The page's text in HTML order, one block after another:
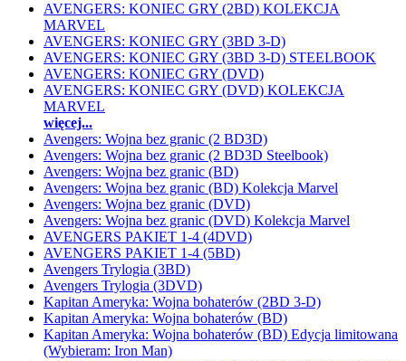
AVENGERS: KONIEC GRY (2BD) KOLEKCJA
MARVEL
AVENGERS: KONIEC GRY (3BD 3-D)
AVENGERS: KONIEC GRY (3BD 3-D) STEELBOOK
AVENGERS: KONIEC GRY (DVD)
AVENGERS: KONIEC GRY (DVD) KOLEKCJA
MARVEL
więcej...
Avengers: Wojna bez granic (2 BD3D)
Avengers: Wojna bez granic (2 BD3D Steelbook)
Avengers: Wojna bez granic (BD)
Avengers: Wojna bez granic (BD) Kolekcja Marvel
Avengers: Wojna bez granic (DVD)
Avengers: Wojna bez granic (DVD) Kolekcja Marvel
AVENGERS PAKIET 1-4 (4DVD)
AVENGERS PAKIET 1-4 (5BD)
Avengers Trylogia (3BD)
Avengers Trylogia (3DVD)
Kapitan Ameryka: Wojna bohaterów (2BD 3-D)
Kapitan Ameryka: Wojna bohaterów (BD)
Kapitan Ameryka: Wojna bohaterów (BD) Edycja limitowana
(Wybieram: Iron Man)